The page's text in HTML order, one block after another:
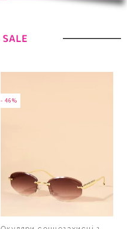
- 46%